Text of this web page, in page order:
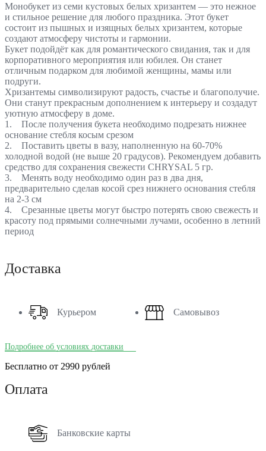
Монобукет из семи кустовых белых хризантем — это нежное
и стильное решение для любого праздника. Этот букет
состоит из пышных и изящных белых хризантем, которые
создают атмосферу чистоты и гармонии.
Букет подойдёт как для романтического свидания, так и для
корпоративного мероприятия или юбилея. Он станет
отличным подарком для любимой женщины, мамы или
подруги.
Хризантемы символизируют радость, счастье и благополучие.
Они станут прекрасным дополнением к интерьеру и создадут
уютную атмосферу в доме.
1. После получения букета необходимо подрезать нижнее
основание стебля косым срезом
2. Поставить цветы в вазу, наполненную на 60-70%
холодной водой (не выше 20 градусов). Рекомендуем добавить
средство для сохранения свежести CHRYSAL 5 гр.
3. Менять воду необходимо один раз в два дня,
предварительно сделав косой срез нижнего основания стебля
на 2-3 см
4. Срезанные цветы могут быстро потерять свою свежесть и
красоту под прямыми солнечными лучами, особенно в летний
период
Доставка
Курьером Самовывоз
Подробнее об условиях доставки
Бесплатно от 2990 рублей
Оплата
Банковские карты